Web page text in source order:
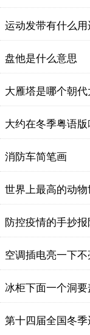
运动发带有什么
盘他是什么意思
大雁塔是哪个朝
大约在冬季粤语版
消防车简笔画
世界上最高的动
防控疫情的手抄
空调插电亮一下不
冰柜下面一个洞